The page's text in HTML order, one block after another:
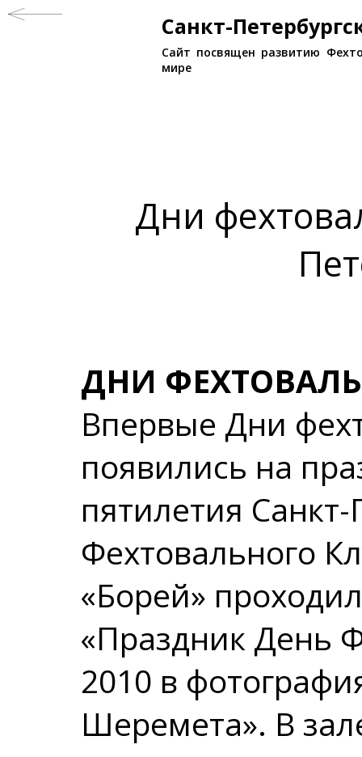
Санкт-
Сайт посвящен развитию
мире
Дни
ДНИ
Впервые Дни
появились на
пятилетия Санкт-
Фехтовального
«Борей»
«Праздник День
2010 в
Шеремета». В